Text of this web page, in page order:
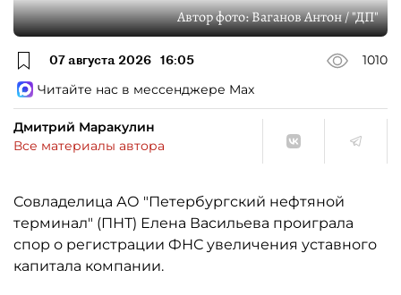
Автор фото:Ваганов Антон / "ДП"
07 августа 2026 16:05
1010
Читайте нас в мессенджере Max
Дмитрий Маракулин
Все материалы автора
Совладелица АО "Петербургский нефтяной
терминал" (ПНТ) Елена Васильева проиграла
спор о регистрации ФНС увеличения уставного
капитала компании.